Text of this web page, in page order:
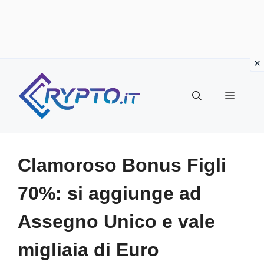
contenuto
Menu
Clamoroso Bonus Figli
70%: si aggiunge ad
Assegno Unico e vale
migliaia di Euro